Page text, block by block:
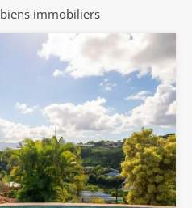
biens immobiliers